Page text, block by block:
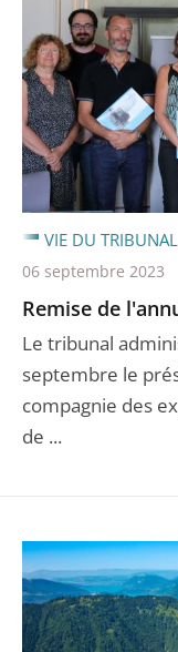
Remise de
Le tribunal
septembre le
compagnie des
de ...
VIE DU TRIBUNAL
06 septembre 2023